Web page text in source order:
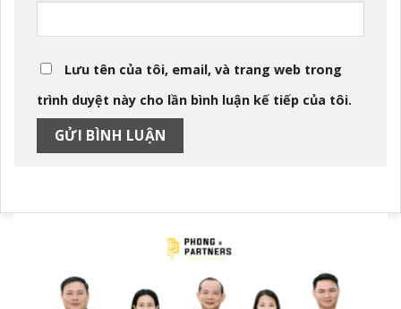
Lưu tên của tôi, email, và trang web trong
trình duyệt này cho lần bình luận kế tiếp của tôi.